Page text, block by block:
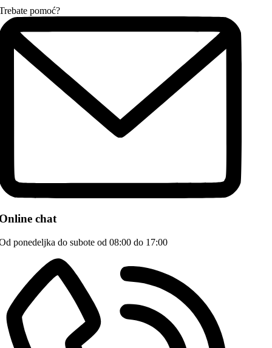
pomoć?
chat
ponedeljka do subote od 08:00 do 17:00